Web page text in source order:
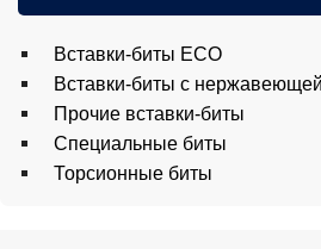
Вставки-биты ECO
Вставки-биты с
Прочие вставки-биты
Специальные биты
Торсионные биты